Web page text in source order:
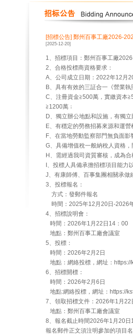
[招標公告] 鄭州百事工廠2026-
[2025-12-20]
1、招標項目：鄭州百事工廠
2、合格投標商資格要求：
A、公司成立日期：2022年12月
B、具有有效的三証合一《營業
C、注冊資金≧500萬，實繳資本
≧1200萬﹔
D、獨立辦公地點和設施，有獨
E、有穩定的勞務招募來源和運
F、在當地勞動監察部門無負面
G、具備增值稅一般納稅人資格
H、需經過我司資質審核，成為
I、投標人具備承擔招標項目能力
J、有康師傅、百事集團相關承
3、投標報名：
方式：發郵件報名
時間：2025年12月20日-2026
4、招標說明會：
時間：2026年1月22日14：00
地點：鄭州百事工廠會議室
5、投標：
時間：2026年2月2日
地點：網絡投標，網址：
6、招標開標：
時間：2026年2月6日
地點:網絡投標，網址：https://
7、領取招標文件：2026年1月22
地點：鄭州百事工廠會議室
8、報名截止時間2026年1月20
報名郵件正文須注明參加的項目